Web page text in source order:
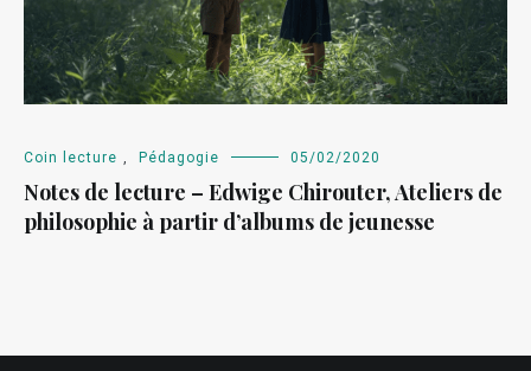
Coin lecture , Pédagogie 05/02/2020
Notes de lecture – Edwige Chirouter, Ateliers de
philosophie à partir d’albums de jeunesse